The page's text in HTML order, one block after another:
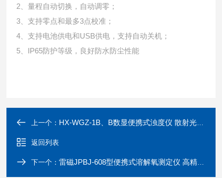
2、量程自动切换，自动调零；
3、支持零点和最多3点校准；
4、支持电池供电和USB供电，支持自动关机；
5、IP65防护等级，良好防水防尘性能
上一个： HX-WGZ-1B、B数显便携式浊度仪 散射光浊度计
返回列表
下一个：雷磁JPBJ-608型便携式溶解氧测定仪 高精度溶氧仪